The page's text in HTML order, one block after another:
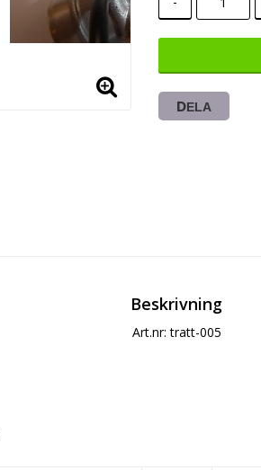
DELA
Beskrivning
Art.nr: tratt-005